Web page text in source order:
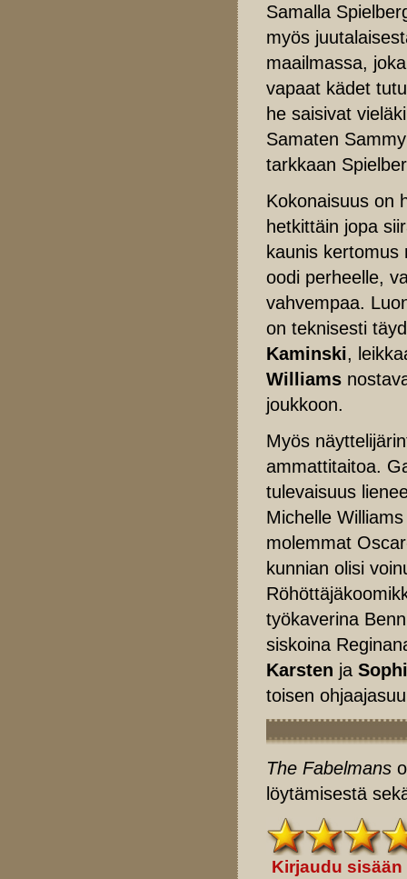
Samalla
myös
maailmassa,
vapaat kädet
he saisivat
Samaten
tarkkaan
Kokonaisuus on
hetkittäin jopa
kaunis kertomus
oodi perheelle,
vahvempaa.
on teknisesti
Kaminski,
Williams
joukkoon.
Myös
ammattitaitoa.
tulevaisuus
Michelle
molemmat
kunnian olisi
työkaverina
siskoina
Karsten ja
toisen
The Fabelmans
löytämisestä
Kirjaudu sisään